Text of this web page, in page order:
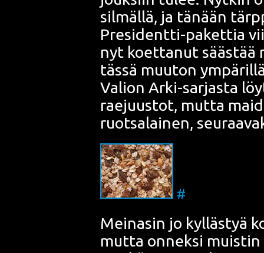
sil­mäl­lä, ja tänään
Pre­si­dent­ti-paket­tia
nyt koet­ta­nut sääs­tää
täs­sä muu­ton
Valion Arki-sar­jas­ta
rae­juus­tot, mut­ta
ruot­sa­lai­nen,
#
Mei­na­sin jo kyl­läs­tyä
mut­ta onnek­si